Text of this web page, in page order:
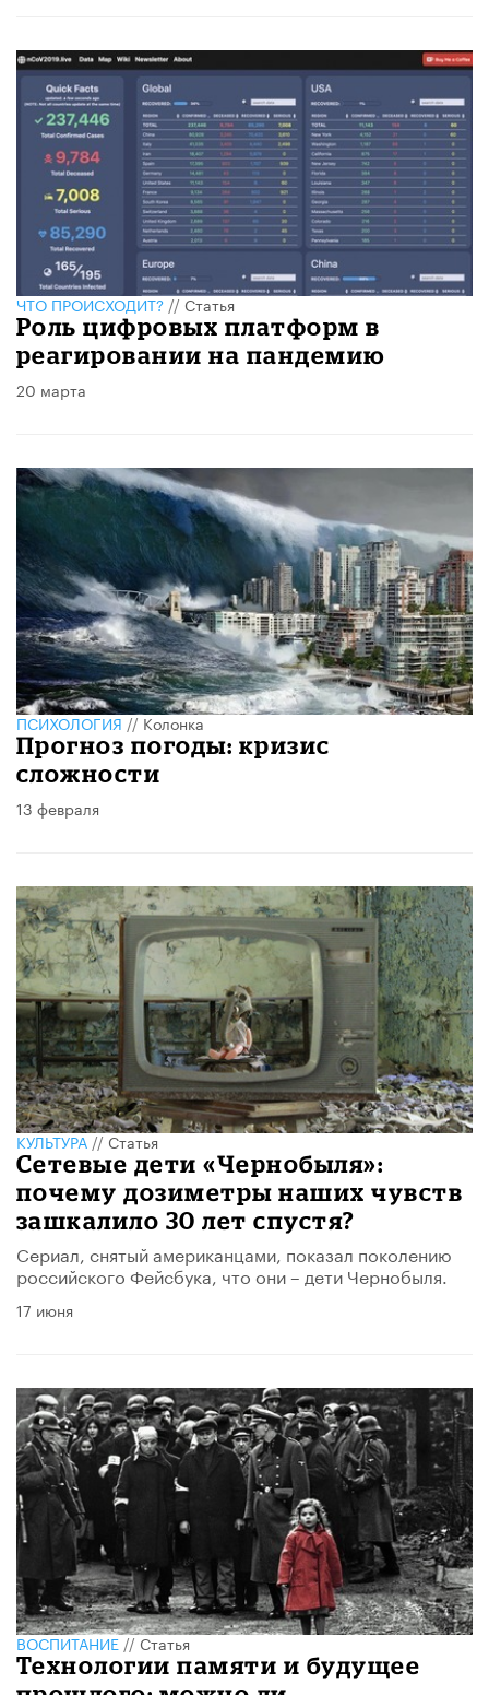
ЧТО ПРОИСХОДИТ?//Статья
Роль цифровых платформ в
реагировании на пандемию
20 марта
ПСИХОЛОГИЯ//Колонка
Прогноз погоды: кризис
сложности
13 февраля
КУЛЬТУРА//Статья
Сетевые дети «Чернобыля»:
почему дозиметры наших чувств
зашкалило 30 лет спустя?
Сериал, снятый американцами, показал поколению
российского Фейсбука, что они – дети Чернобыля.
17 июня
ВОСПИТАНИЕ//Статья
Технологии памяти и будущее